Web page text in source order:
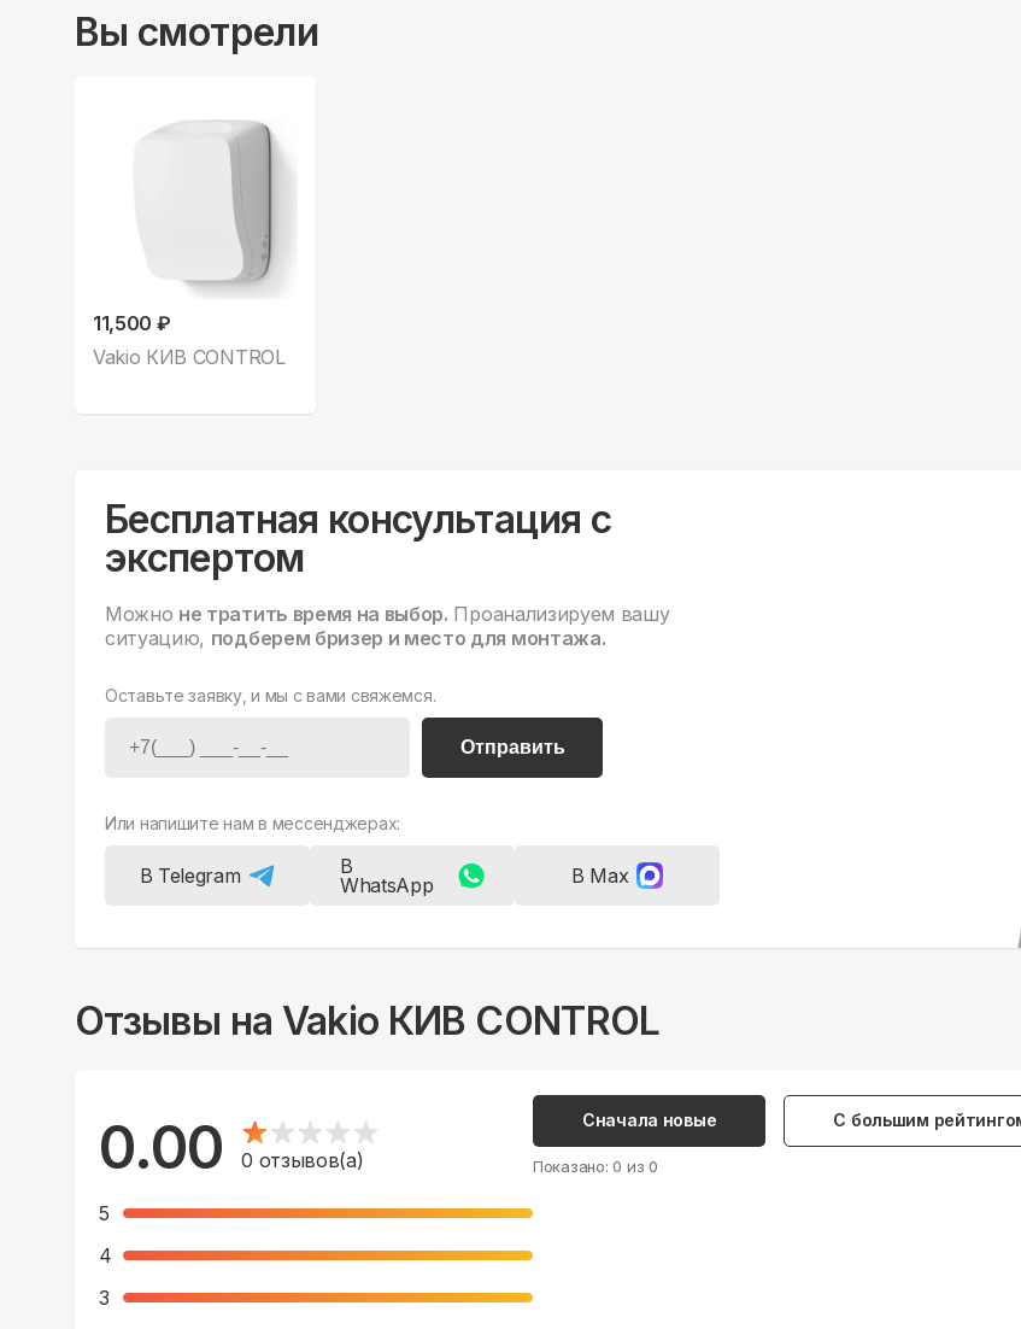
Вы смотрели
11,500 ₽
Vakio КИВ CONTROL
Бесплатная консультация с
экспертом
Можно не тратить время на выбор. Проанализируем вашу
ситуацию, подберем бризер и место для монтажа.
Оставьте заявку, и мы с вами свяжемся.
Отправить
Или напишите нам в мессенджерах:
В Telegram
В
WhatsApp
В Max
Отзывы на Vakio КИВ CONTROL
0.00 0 отзывов(а)
5
4
3
Сначала новые С большим
Показано: 0 из 0